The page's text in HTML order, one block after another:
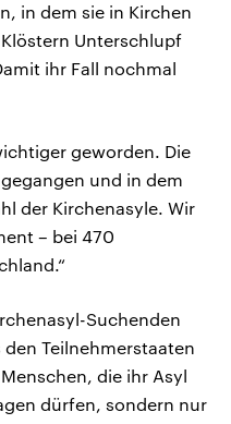
in dem sie in Kirchen
Unterschlupf
ihr Fall nochmal
geworden. Die
und in dem
der Kirchenasyle. Wir
– bei 470
Suchenden
Teilnehmerstaaten
die ihr Asyl
dürfen, sondern nur